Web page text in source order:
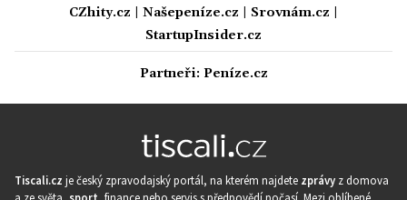
CZhity.cz
Našepeníze.cz Srovnám.cz
StartupInsider.cz
Partneři: Peníze.cz
Tiscali.cz je český zpravodajský portál, na kterém najdete zprávy z domova